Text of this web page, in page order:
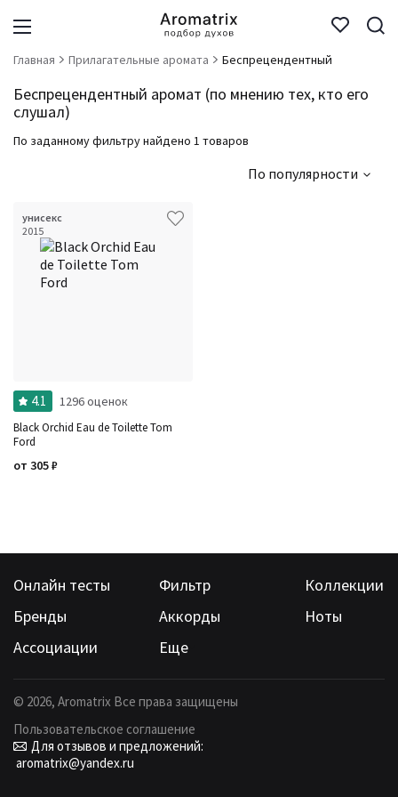
Главная Прилагательные аромата Беспрецендентный
Беспрецендентный аромат (по мнению тех, кто его
слушал)
По заданному фильтру найдено 1 товаров
По популярности
унисекс
2015
4.1 1296 оценок
Black Orchid Eau de Toilette Tom
Ford
от 305₽
Онлайн тесты Фильтр
Коллекции
Бренды
Аккорды
Ноты
Ассоциации
Еще
© 2026, Aromatrix Все права защищены
Пользовательское соглашение
Для отзывов и предложений:
aromatrix@yandex.ru